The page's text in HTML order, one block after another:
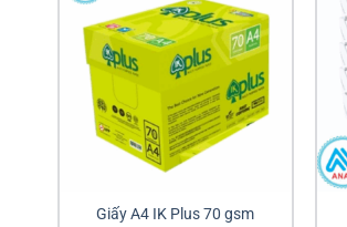
Giấy A4 IK Plus 70 gsm